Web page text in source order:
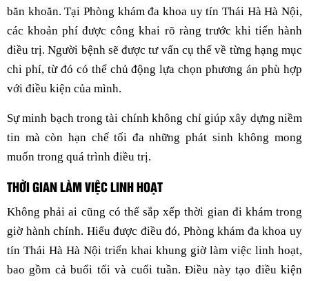
băn khoăn. Tại Phòng khám đa khoa uy tín Thái Hà Hà Nội,
các khoản phí được công khai rõ ràng trước khi tiến hành
điều trị. Người bệnh sẽ được tư vấn cụ thể về từng hạng mục
chi phí, từ đó có thể chủ động lựa chọn phương án phù hợp
với điều kiện của mình.
Sự minh bạch trong tài chính không chỉ giúp xây dựng niềm
tin mà còn hạn chế tối đa những phát sinh không mong
muốn trong quá trình điều trị.
THỜI GIAN LÀM VIỆC LINH HOẠT
Không phải ai cũng có thể sắp xếp thời gian đi khám trong
giờ hành chính. Hiểu được điều đó, Phòng khám đa khoa uy
tín Thái Hà Hà Nội triển khai khung giờ làm việc linh hoạt,
bao gồm cả buổi tối và cuối tuần. Điều này tạo điều kiện